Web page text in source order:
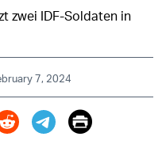
zwei IDF-Soldaten in
7, 2024
Print